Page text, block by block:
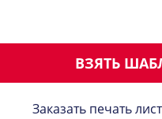
ВЗЯТЬ
Заказать печать